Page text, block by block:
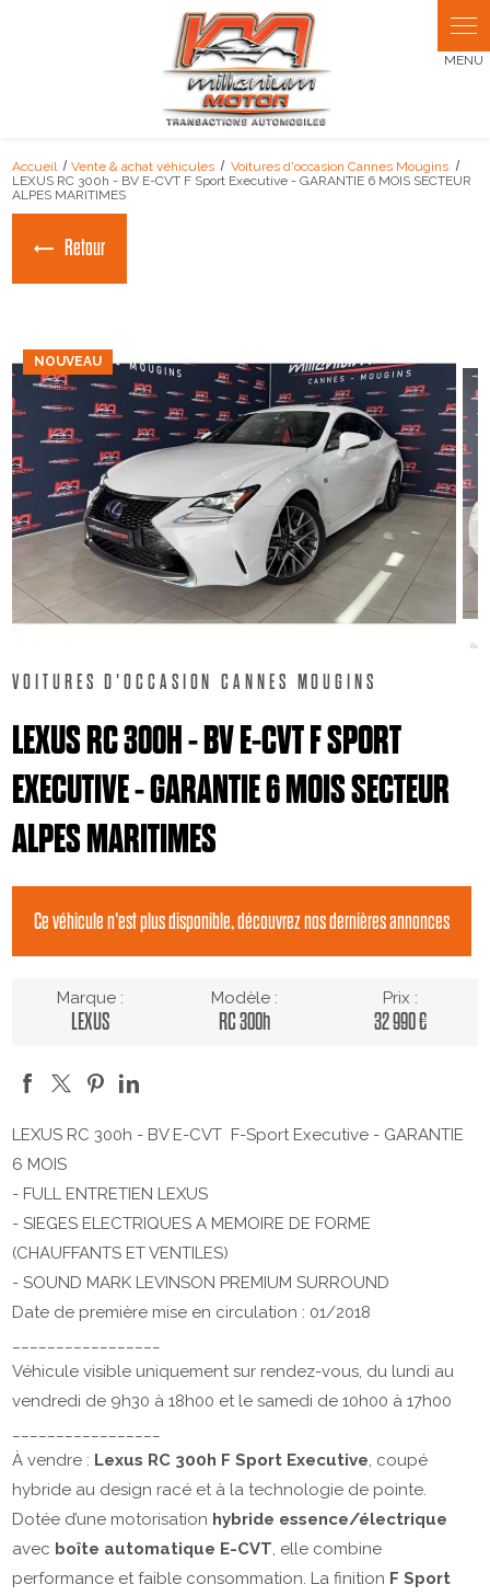
Accueil Vente & achat véhicules
Voitures d'occasion Cannes Mougins
LEXUS RC 300h - BV E-CVT F Sport Executive - GARANTIE 6 MOIS SECTEUR
ALPES MARITIMES
Retour
NOUVEAU
VOITURES D'OCCASION CANNES MOUGINS
LEXUS RC 300H - BV E-CVT F SPORT
EXECUTIVE - GARANTIE 6 MOIS SECTEUR
ALPES MARITIMES
Ce véhicule n'est plus disponible, découvrez nos dernières annonces
Marque :
LEXUS
Modèle :
RC 300h
Prix :
32 990 €
LEXUS RC 300h - BV E-CVT F-Sport Executive - GARANTIE
6 MOIS
- FULL ENTRETIEN LEXUS
- SIEGES ELECTRIQUES A MEMOIRE DE FORME
(CHAUFFANTS ET VENTILES)
- SOUND MARK LEVINSON PREMIUM SURROUND
Date de première mise en circulation : 01/2018
Véhicule visible uniquement sur rendez-vous, du lundi au
vendredi de 9h30 à 18h00 et le samedi de 10h00 à 17h00
À vendre : Lexus RC 300h F Sport Executive, coupé
hybride au design racé et à la technologie de pointe.
Dotée d’une motorisation hybride essence/électrique
avec boîte automatique E-CVT, elle combine
performance et faible consommation. La finition F Sport
Panneau de gestion des cookies